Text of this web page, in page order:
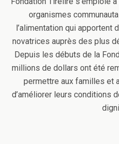
organismes
l’alimentation qui
novatrices auprès des plus
Depuis les débuts de la
millions de dollars ont été
permettre aux familles et
d’améliorer leurs conditions